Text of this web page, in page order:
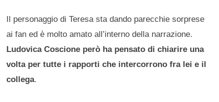
Il personaggio di Teresa sta dando parecchie sorprese
ai fan ed è molto amato all’interno della narrazione.
Ludovica Coscione però ha pensato di chiarire una
volta per tutte i rapporti che intercorrono fra lei e il
collega.